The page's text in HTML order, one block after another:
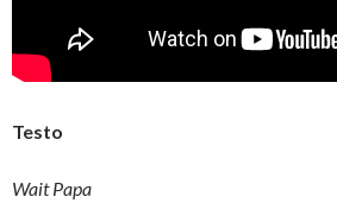
Testo
Wait Papa